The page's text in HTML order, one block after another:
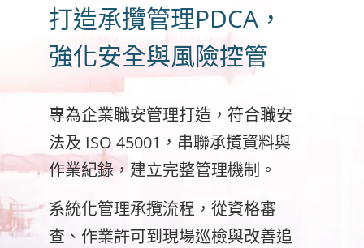
打造承攬管理PDCA，
強化安全與風險控管
專為企業職安管理打造，符合職安
法及 ISO 45001，串聯承攬資料與
作業紀錄，建立完整管理機制。
系統化管理承攬流程，從資格審
查、作業許可到現場巡檢與改善追